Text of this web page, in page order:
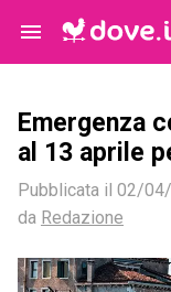
Emergenza
al 13 aprile
Pubblicata il 02/
da Redazione